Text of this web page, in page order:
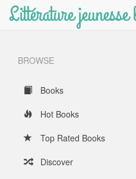
Littérature
BROWSE
Books
Hot Books
Top Rated Books
Discover